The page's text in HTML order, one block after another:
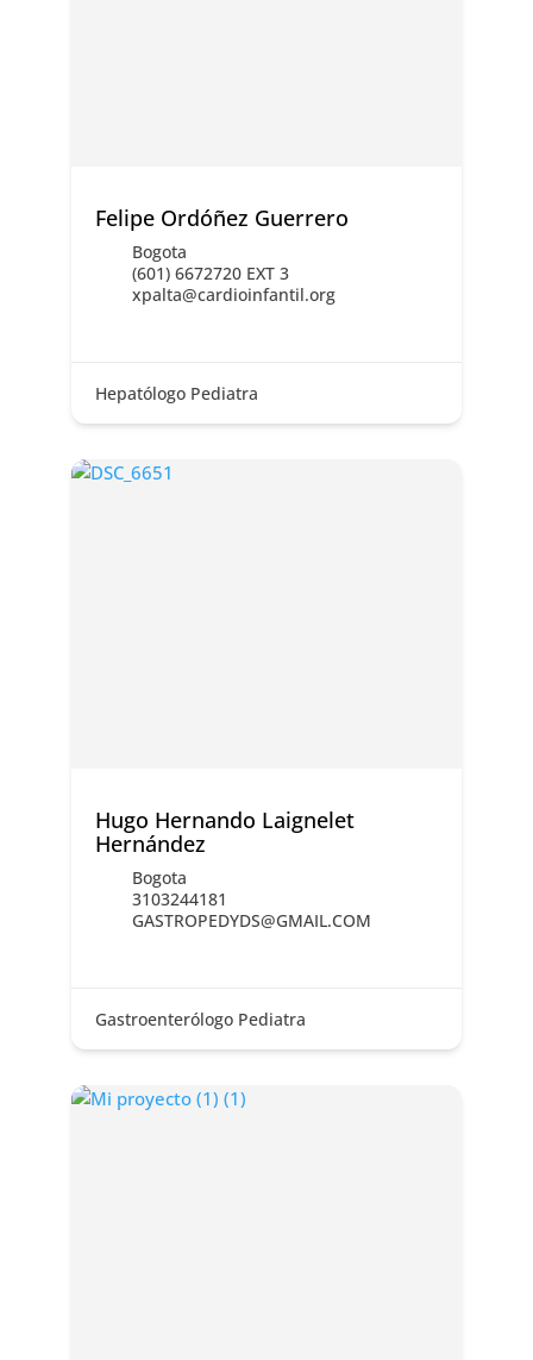
Felipe Ordóñez Guerrero
Bogota
(601) 6672720 EXT 3
xpalta@cardioinfantil.org
Hepatólogo Pediatra
Hugo Hernando Laignelet
Hernández
Bogota
3103244181
GASTROPEDYDS@GMAIL.COM
Gastroenterólogo Pediatra